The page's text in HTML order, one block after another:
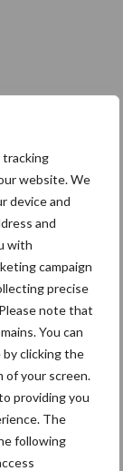
tracking
website. We
device and
and
with
campaign
precise
note that
You can
clicking the
of your screen.
providing you
The
following
nieuws
te
van
uit naar